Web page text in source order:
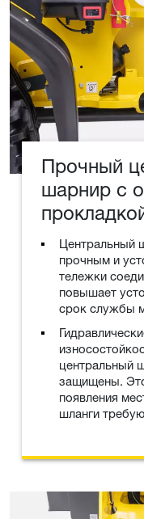
Прочный
шарнир с
Центральный
прочным и
тележки
повышает
срок службы
центральный
защищены.
появления
шланги